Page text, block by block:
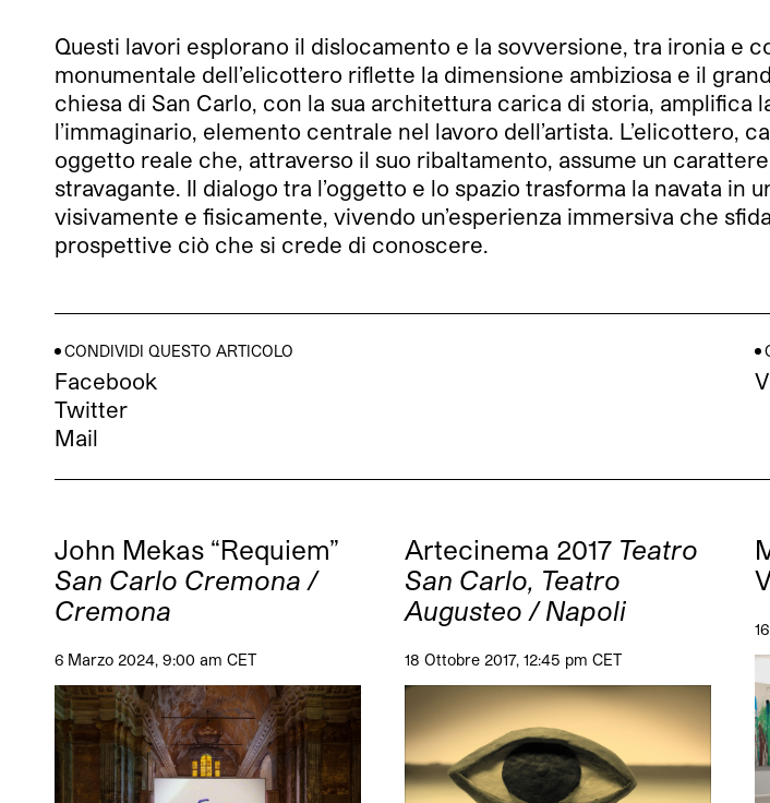
Questi lavori esplorano il dislocamento e la sovversione, tra ironia e
monumentale dell’elicottero riflette la dimensione ambiziosa e il
chiesa di San Carlo, con la sua architettura carica di storia,
l’immaginario, elemento centrale nel lavoro dell’artista. L’elicottero,
oggetto reale che, attraverso il suo ribaltamento, assume un
stravagante. Il dialogo tra l’oggetto e lo spazio trasforma la navata
visivamente e fisicamente, vivendo un’esperienza immersiva che
prospettive ciò che si crede di conoscere.
CONDIVIDI QUESTO ARTICOLO
Facebook
Twitter
Mail
John Mekas “Requiem”
San Carlo Cremona /
Cremona
6 Marzo 2024, 9:00 am CET
Artecinema 2017 Teatro
San Carlo, Teatro
Augusteo / Napoli
18 Ottobre 2017, 12:45 pm CET